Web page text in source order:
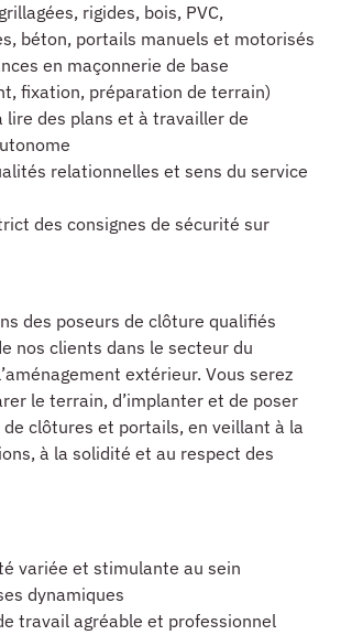
rigides, bois, PVC,
béton, portails manuels et motorisés
en maçonnerie de base
fixation, préparation de terrain)
lire des plans et à travailler de
relationnelles et sens du service
des consignes de sécurité sur
des poseurs de clôture qualifiés
nos clients dans le secteur du
extérieur. Vous serez
le terrain, d’implanter et de poser
clôtures et portails, en veillant à la
à la solidité et au respect des
variée et stimulante au sein
dynamiques
travail agréable et professionnel